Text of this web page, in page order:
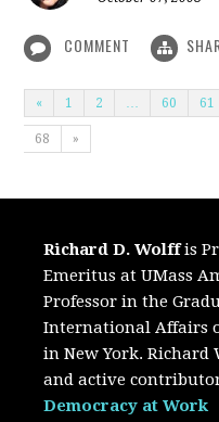
COMMENT
« 1 2 60 61
68 »
Richard D. Wolffis
Emeritus at UMass
Professor in the
International Affairs
in New York. Richard
and active
Democracy at Work